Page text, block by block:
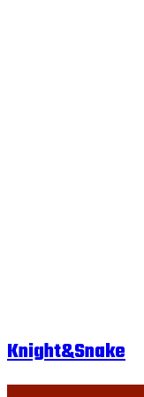
Knight&Snake